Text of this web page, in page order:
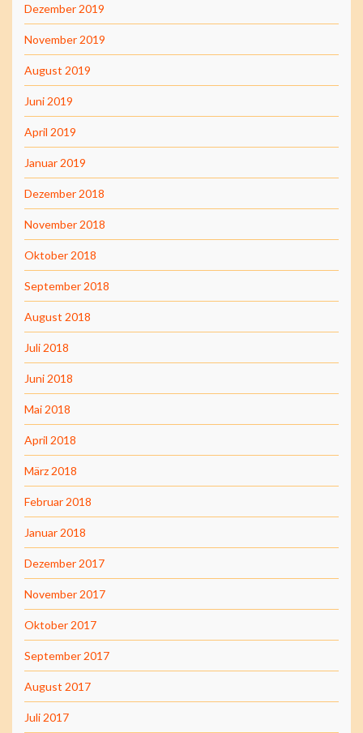
Dezember 2019
November 2019
August 2019
Juni 2019
April 2019
Januar 2019
Dezember 2018
November 2018
Oktober 2018
September 2018
August 2018
Juli 2018
Juni 2018
Mai 2018
April 2018
März 2018
Februar 2018
Januar 2018
Dezember 2017
November 2017
Oktober 2017
September 2017
August 2017
Juli 2017